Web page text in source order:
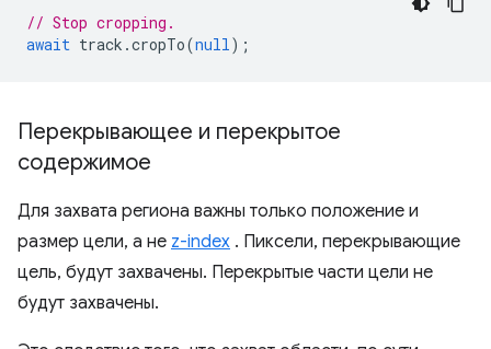
// Stop cropping.
await track .cropTo(null );
Перекрывающее и перекрытое
содержимое
Для захвата региона важны только положение и
размер цели, а не z-index . Пиксели, перекрывающие
цель, будут захвачены. Перекрытые части цели не
будут захвачены.